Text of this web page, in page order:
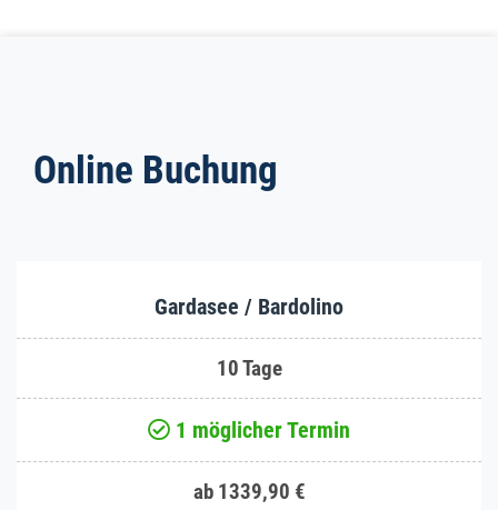
Online Buchung
Gardasee / Bardolino
10 Tage
1 möglicher Termin
ab 1339,90 €